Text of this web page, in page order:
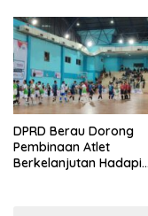
DPRD Berau Dorong
Pembinaan Atlet
Berkelanjutan Hadapi